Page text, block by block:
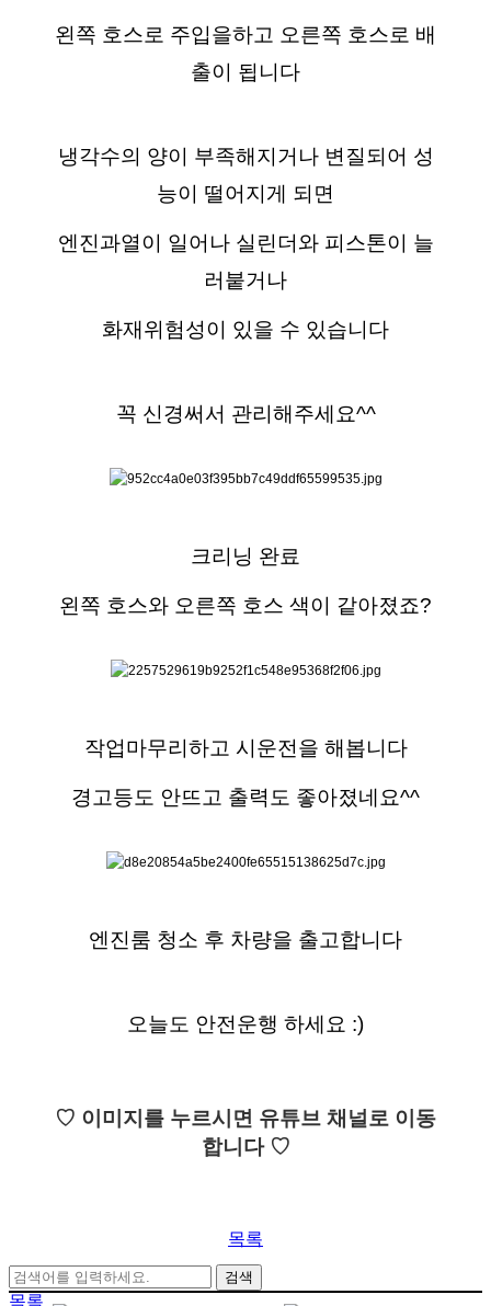
왼쪽 호스로 주입을하고 오른쪽 호스로 배
출이 됩니다
냉각수의 양이 부족해지거나 변질되어 성
능이 떨어지게 되면
엔진과열이 일어나 실린더와 피스톤이 늘
러붙거나
화재위험성이 있을 수 있습니다
꼭 신경써서 관리해주세요^^
크리닝 완료
왼쪽 호스와 오른쪽 호스 색이 같아졌죠?
작업마무리하고 시운전을 해봅니다
경고등도 안뜨고 출력도 좋아졌네요^^
엔진룸 청소 후 차량을 출고합니다
오늘도 안전운행 하세요 :)
♡ 이미지를 누르시면 유튜브 채널로 이동
합니다 ♡
목록
검색
목록